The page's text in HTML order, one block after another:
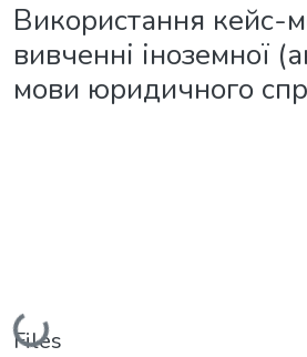
Використання кейс-
вивченні іноземної
мови юридичного
Loading...
Files